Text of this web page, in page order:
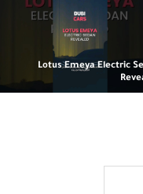
Lotus Emeya Electric